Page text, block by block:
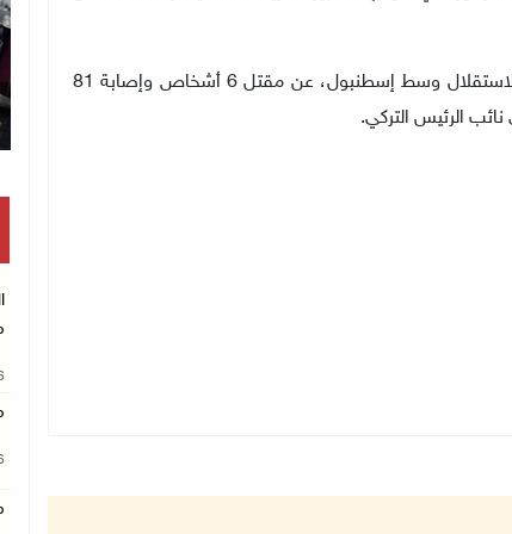
وأسفر التفجير الإرهابي الذي وقع أمس الأحد، في شارع الاستقلال وسط إسطنبول، عن مقتل 6 أشخاص وإصابة 81
الرئيس التركي.